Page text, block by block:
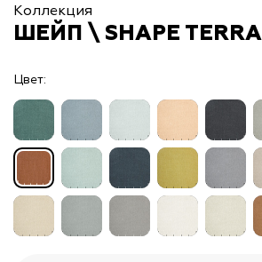
Коллекция
ШЕЙП \ SHAPE TERRA
Цвет: